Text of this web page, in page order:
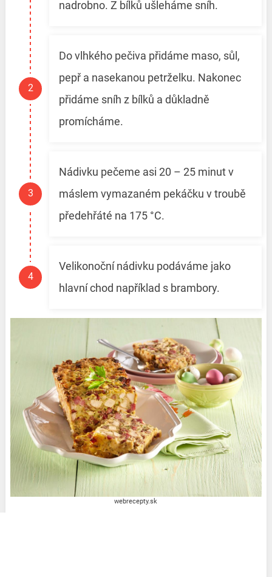
nadrobno. Z bílků ušleháme sníh.
Do vlhkého pečiva přidáme maso, sůl,
pepř a nasekanou petrželku. Nakonec
přidáme sníh z bílků a důkladně
promícháme.
Nádivku pečeme asi 20 – 25 minut v
máslem vymazaném pekáčku v troubě
předehřáté na 175 °C.
Velikonoční nádivku podáváme jako
hlavní chod například s brambory.
webrecepty.sk